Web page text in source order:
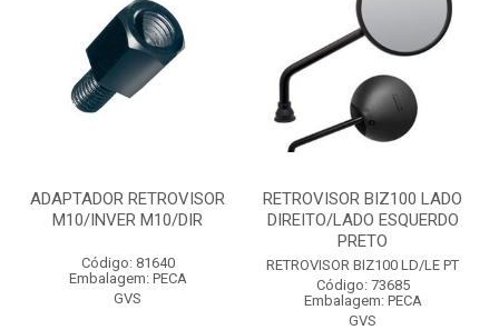
ADAPTADOR RETROVISOR
M10/INVER M10/DIR
Código: 81640
Embalagem: PECA
GVS
RETROVISOR BIZ100 LADO
DIREITO/LADO ESQUERDO
PRETO
RETROVISOR BIZ100 LD/LE PT
Código: 73685
Embalagem: PECA
GVS